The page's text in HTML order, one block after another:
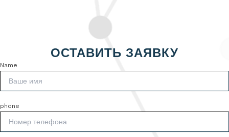
ОСТАВИТЬ ЗАЯВКУ
Name
phone